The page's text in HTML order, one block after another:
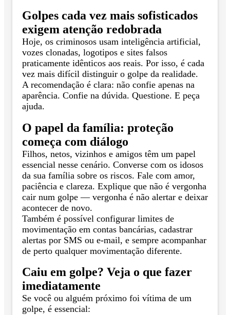
Golpes cada vez mais sofisticados
exigem atenção redobrada
Hoje, os criminosos usam inteligência artificial,
vozes clonadas, logotipos e sites falsos
praticamente idênticos aos reais. Por isso, é cada
vez mais difícil distinguir o golpe da realidade.
A recomendação é clara: não confie apenas na
aparência. Confie na dúvida. Questione. E peça
ajuda.
O papel da família: proteção
começa com diálogo
Filhos, netos, vizinhos e amigos têm um papel
essencial nesse cenário. Converse com os idosos
da sua família sobre os riscos. Fale com amor,
paciência e clareza. Explique que não é vergonha
cair num golpe — vergonha é não alertar e deixar
acontecer de novo.
Também é possível configurar limites de
movimentação em contas bancárias, cadastrar
alertas por SMS ou e-mail, e sempre acompanhar
de perto qualquer movimentação diferente.
Caiu em golpe? Veja o que fazer
imediatamente
Se você ou alguém próximo foi vítima de um
golpe, é essencial: